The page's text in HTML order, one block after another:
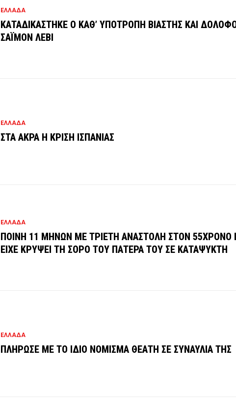
ΕΛΛΑΔΑ
ΚΑΤΑΔΙΚΑΣΤΗΚΕ Ο ΚΑΘ’ ΥΠΟΤΡΟΠΗ ΒΙΑΣΤΗΣ ΚΑΙ
ΣΑΪΜΟΝ ΛΕΒΙ
ΕΛΛΑΔΑ
ΣΤΑ ΑΚΡΑ Η ΚΡΙΣΗ ΙΣΠΑΝΙΑΣ
ΕΛΛΑΔΑ
ΠΟΙΝΗ 11 ΜΗΝΩΝ ΜΕ ΤΡΙΕΤΗ ΑΝΑΣΤΟΛΗ ΣΤΟΝ 55ΧΡΟΝΟ
ΕΙΧΕ ΚΡΥΨΕΙ ΤΗ ΣΟΡΟ ΤΟΥ ΠΑΤΕΡΑ ΤΟΥ ΣΕ ΚΑΤΑΨΥΚΤΗ
ΕΛΛΑΔΑ
ΠΛΗΡΩΣΕ ΜΕ ΤΟ ΙΔΙΟ ΝΟΜΙΣΜΑ ΘΕΑΤΗ ΣΕ ΣΥΝΑΥΛΙΑ ΤΗΣ